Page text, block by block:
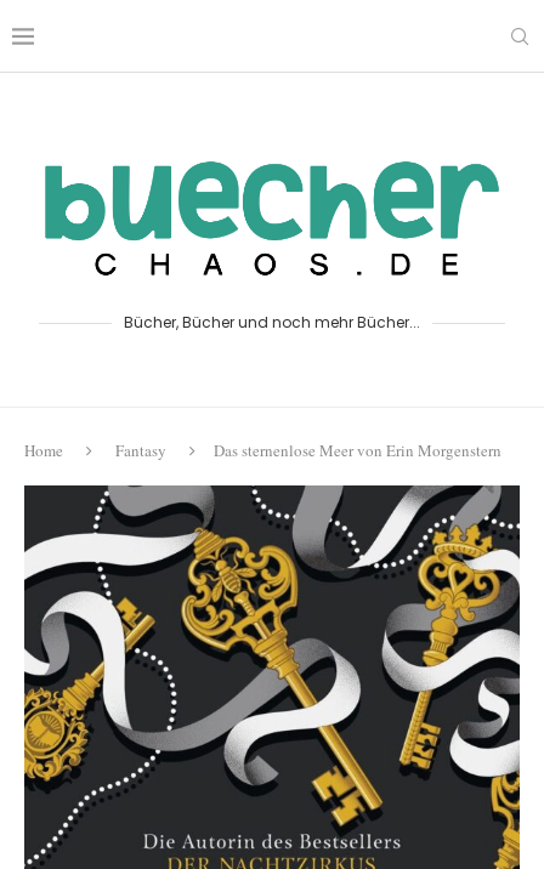
Bücher, Bücher und noch mehr Bücher...
Home Fantasy Das sternenlose Meer von Erin Morgenstern